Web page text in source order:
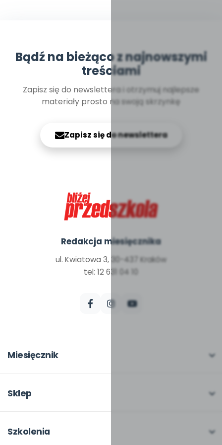
Bądź na bieżąco z najnowszymi
treściami
Zapisz się do newslettera i otrzymuj najlepsze
materiały prosto na swoją skrzynkę
Zapisz się do newslettera
Redakcja miesięcznika
ul. Kwiatowa 3, 30-437 Kraków
tel: 12 631 04 10
Miesięcznik
W numerze
Pomoce dydaktyczne
Sklep
Moje zakupy
Szkolenia